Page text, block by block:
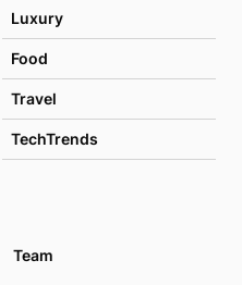
Luxury
Food
Travel
TechTrends
Team